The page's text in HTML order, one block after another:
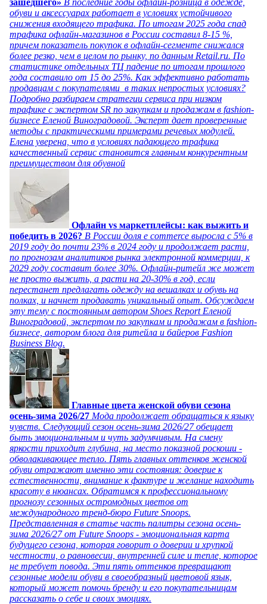
зашедшего» В последние годы офлайн-розница в одежде,
обуви и аксессуарах работает в условиях устойчивого
снижения входящего трафика. По итогам 2025 года спад
трафика офлайн-магазинов в России составил 8-15 %,
причем показатель покупок в офлайн-сегменте снижался
более резко, чем в целом по рынку, по данным Retail.ru. По
статистике отдельных ТЦ падение по итогам прошлого
года составило от 15 до 25%. Как эффективно работать
продавцам с покупателями в таких непростых условиях?
Подробно разбираем стратегии сервиса при низком
трафике с экспертом SR по закупкам и продажам в fashion-
бизнесе Еленой Виноградовой. Эксперт дает проверенные
методы с практическими примерами речевых модулей.
Елена уверена, что в условиях падающего трафика
качественный сервис становится главным конкурентным
преимуществом для обувной
Офлайн vs маркетплейсы: как выжить и
победить в 2026? В России доля e commerce выросла с 5% в
2019 году до почти 23% в 2024 году и продолжает расти,
по прогнозам аналитиков рынка электронной коммерции, к
2029 году составит более 30%. Офлайн-ритейл же может
не просто выжить, а расти на 20-30% в год, если
перестанет предлагать одежду на вешалках и обувь на
полках, и начнет продавать уникальный опыт. Обсуждаем
эту тему с постоянным автором Shoes Report Еленой
Виноградовой, экспертом по закупкам и продажам в fashion-
бизнесе, автором блога для ритейла и байеров Fashion
Business Blog.
Главные цвета женской обуви сезона
осень-зима 2026/27 Мода продолжает обращаться к языку
чувств. Следующий сезон осень-зима 2026/27 обещает
быть эмоциональным и чуть задумчивым. На смену
яркости приходит глубина, на место показной роскоши -
обволакивающее тепло. Пять главных оттенков женской
обуви отражают именно эти состояния: доверие к
естественности, внимание к фактуре и желание находить
красоту в нюансах. Обратимся к профессиональному
прогнозу сезонных остромодных цветов от
международного тренд-бюро Future Snoops.
Представленная в статье часть палитры сезона осень-
зима 2026/27 от Future Snoops - эмоциональная карта
будущего сезона, которая говорит о доверии и хрупкой
честности, о равновесии, внутренней силе и тепле, которое
не требует повода. Эти пять оттенков превращают
сезонные модели обуви в своеобразный цветовой язык,
который может помочь бренду и его покупательницам
рассказать о себе и своих эмоциях.